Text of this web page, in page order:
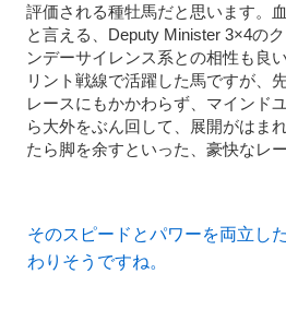
評価される種牡馬だと思います。
と言える、Deputy Minister 3×4の
ンデーサイレンス系との相性も良
リント戦線で活躍した馬ですが、
レースにもかかわらず、マインド
ら大外をぶん回して、展開がはま
たら脚を余すといった、豪快なレ
そのスピードとパワーを両立し
わりそうですね。